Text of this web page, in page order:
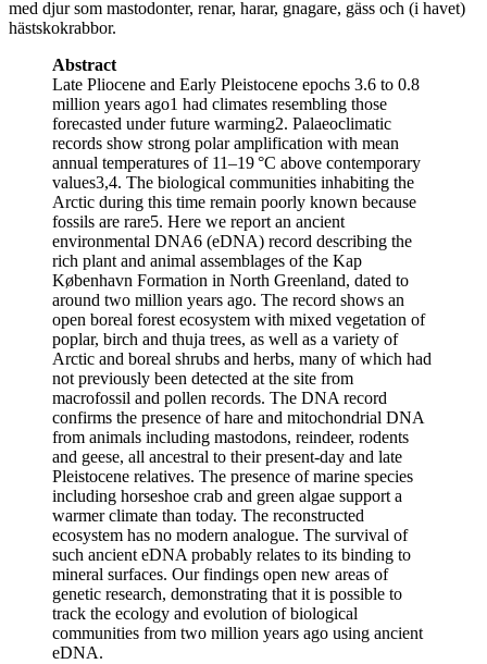
med djur som mastodonter, renar, harar, gnagare, gäss och (i havet)
hästskokrabbor.
Abstract
Late Pliocene and Early Pleistocene epochs 3.6 to 0.8
million years ago1 had climates resembling those
forecasted under future warming2. Palaeoclimatic
records show strong polar amplification with mean
annual temperatures of 11–19 °C above contemporary
values3,4. The biological communities inhabiting the
Arctic during this time remain poorly known because
fossils are rare5. Here we report an ancient
environmental DNA6 (eDNA) record describing the
rich plant and animal assemblages of the Kap
København Formation in North Greenland, dated to
around two million years ago. The record shows an
open boreal forest ecosystem with mixed vegetation of
poplar, birch and thuja trees, as well as a variety of
Arctic and boreal shrubs and herbs, many of which had
not previously been detected at the site from
macrofossil and pollen records. The DNA record
confirms the presence of hare and mitochondrial DNA
from animals including mastodons, reindeer, rodents
and geese, all ancestral to their present-day and late
Pleistocene relatives. The presence of marine species
including horseshoe crab and green algae support a
warmer climate than today. The reconstructed
ecosystem has no modern analogue. The survival of
such ancient eDNA probably relates to its binding to
mineral surfaces. Our findings open new areas of
genetic research, demonstrating that it is possible to
track the ecology and evolution of biological
communities from two million years ago using ancient
eDNA.